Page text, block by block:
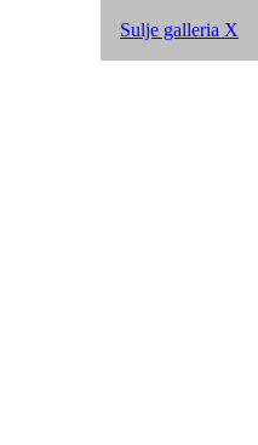
Sulje galleria X